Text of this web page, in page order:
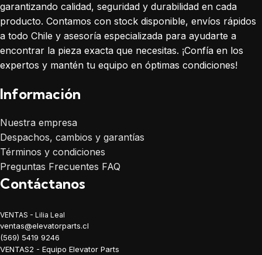
garantizando calidad, seguridad y durabilidad en cada
producto. Contamos con stock disponible, envíos rápidos
a todo Chile y asesoría especializada para ayudarte a
encontrar la pieza exacta que necesitas. ¡Confía en los
expertos y mantén tu equipo en óptimas condiciones!
Información
Nuestra empresa
Despachos, cambios y garantías
Términos y condiciones
Preguntas Frecuentes FAQ
Contáctanos
VENTAS - Lilia Leal
ventas@elevatorparts.cl
(569) 5419 9246
VENTAS2 - Equipo Elevator Parts